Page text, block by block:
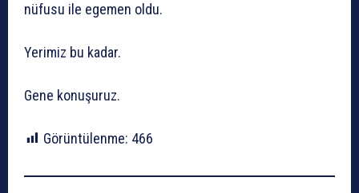
nüfusu ile egemen oldu.
Yerimiz bu kadar.
Gene konuşuruz.
Görüntülenme: 466